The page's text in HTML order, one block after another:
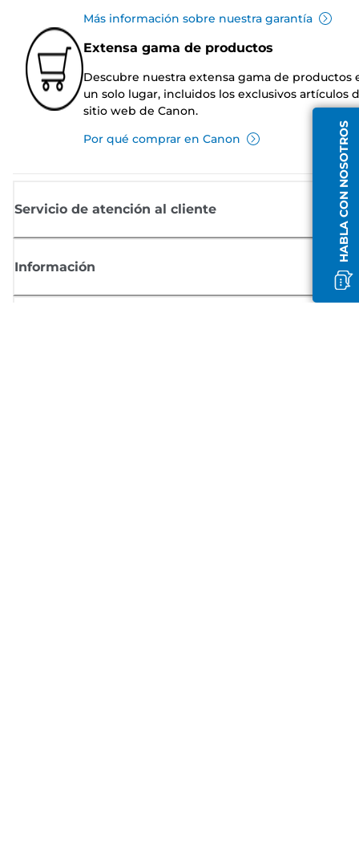
HABLA CON NOSOTROS
Más información sobre nuestra garantía
Extensa gama de productos
Descubre nuestra extensa gama de productos
un solo lugar, incluidos los exclusivos artículos
sitio web de Canon.
Por qué comprar en Canon
Servicio de atención al cliente
Información